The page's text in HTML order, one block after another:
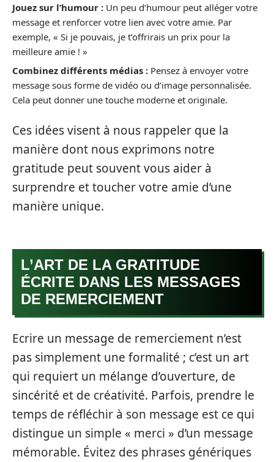
Jouez sur l’humour : Un peu d’humour peut alléger votre
message et renforcer votre lien avec votre amie. Par
exemple, « Si je pouvais, je t’offrirais un prix pour la
meilleure amie ! »
Combinez différents médias : Pensez à envoyer votre
message sous forme de vidéo ou d’image personnalisée.
Cela peut donner une touche moderne et originale.
Ces idées visent à nous rappeler que la
manière dont nous exprimons notre
gratitude peut souvent vous aider à
surprendre et toucher votre amie d’une
manière unique.
L’ART DE LA GRATITUDE
ÉCRITE DANS LES MESSAGES
DE REMERCIEMENT
Ecrire un message de remerciement n’est
pas simplement une formalité ; c’est un art
qui requiert un mélange d’ouverture, de
sincérité et de créativité. Parfois, prendre le
temps de réfléchir à son message est ce qui
distingue un simple « merci » d’un message
mémorable. Évitez des phrases génériques